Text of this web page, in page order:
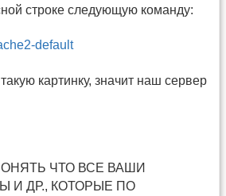
строке следующую команду:
default
картинку, значит наш сервер
ЧТО ВСЕ ВАШИ
И ДР., КОТОРЫЕ ПО